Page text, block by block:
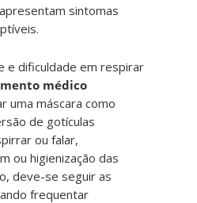
sintomas
e dificuldade em respirar
médico
uma máscara como
de gotículas
ou falar,
ou higienização das
deve-se seguir as
frequentar